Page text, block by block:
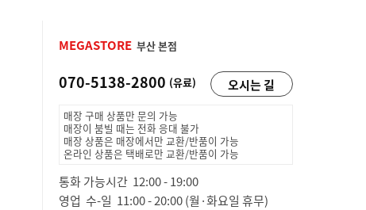
MEGASTORE 부산 본점
070-5138-2800 (유료) 오시는 길
매장 구매 상품만 문의 가능
매장이 붐빌 때는 전화 응대 불가
매장 상품은 매장에서만 교환/반품이 가능
온라인 상품은 택배로만 교환/반품이 가능
통화 가능시간 12:00 - 19:00
영업 수-일 11:00 - 20:00 (월·화요일 휴무)